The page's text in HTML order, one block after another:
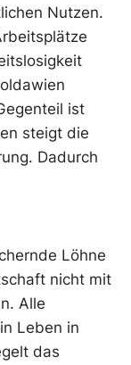
Nutzen.
ist
steigt die
Dadurch
Löhne
nicht mit
Alle
Leben in
das